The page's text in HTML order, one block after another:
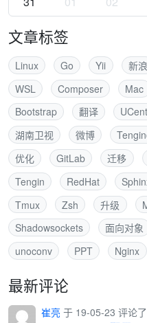
文章标签
Linux Go Yii 新浪
WSL
Composer Mac
Bootstrap
翻译
湖南卫视
微博
优化
GitLab 迁移
Tengin
RedHat
Tmux
Zsh 升级
Shadowsockets
面向对象
unoconv
PPT Nginx
最新评论
崔亮 于 19-05-23 评论了